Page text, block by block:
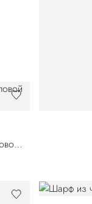
Футбольный мяч из матовой крокодиловой кожи